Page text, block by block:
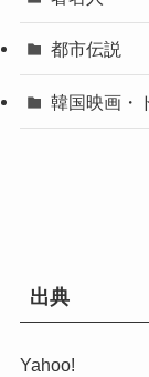
都市伝説
韓国映画・
出典
Yahoo!